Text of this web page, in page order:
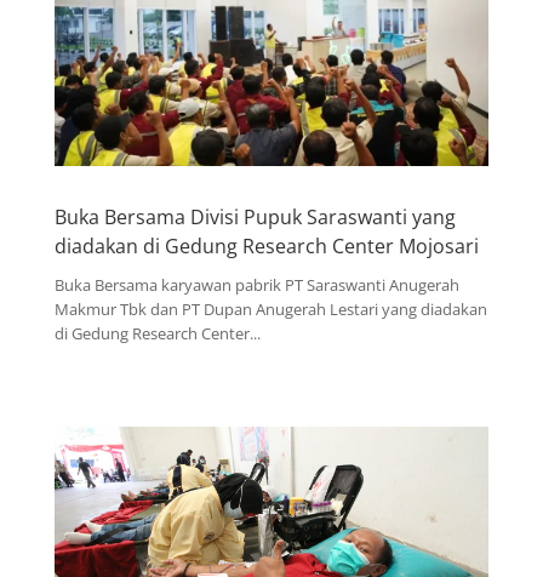
Buka Bersama Divisi Pupuk Saraswanti yang
diadakan di Gedung Research Center Mojosari
Buka Bersama karyawan pabrik PT Saraswanti Anugerah
Makmur Tbk dan PT Dupan Anugerah Lestari yang diadakan
di Gedung Research Center...